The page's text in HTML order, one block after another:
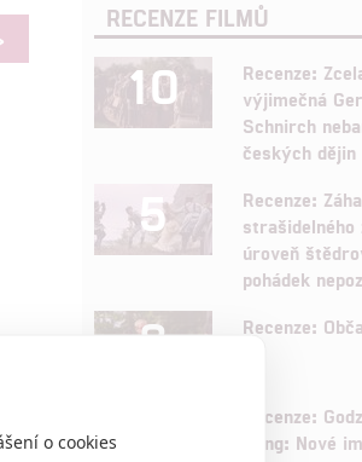
RECENZE FILMŮ
10
Recenze:
výjimečná
Schnirch
českých dějin
5
Recenze:
strašidelného
úroveň
pohádek
8 Recenze:
Recenze:
Kong: Nové
o cookies